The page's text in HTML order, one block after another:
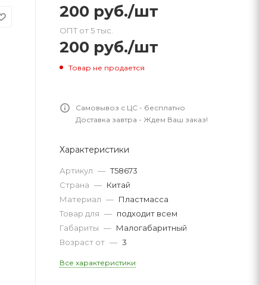
200 руб./шт
ОПТ от 5 тыс.
200 руб./шт
Товар не продается
Самовывоз с ЦС - бесплатно
Доставка завтра - Ждем Ваш заказ!
Характеристики
Артикул — Т58673
Страна — Китай
Материал — Пластмасса
Товар для — подходит всем
Габариты — Малогабаритный
Возраст от — 3
Все характеристики